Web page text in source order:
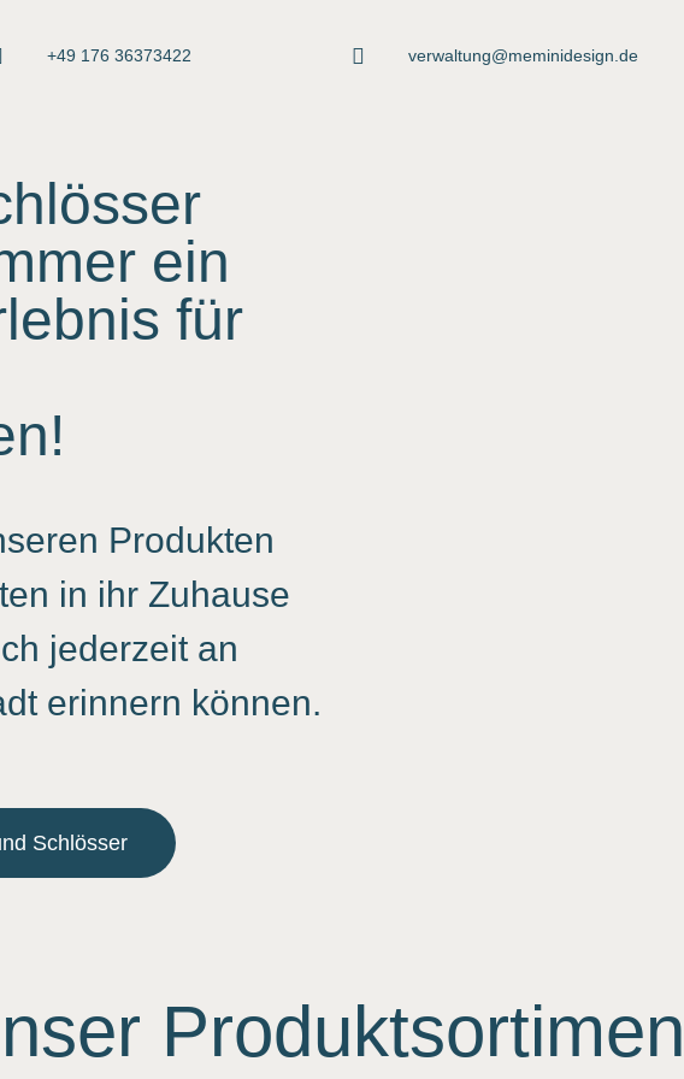
+49 176 36373422 verwaltung@meminidesign.de
ein
für
Produkten
in ihr Zuhause
jederzeit an
erinnern können.
Schlösser